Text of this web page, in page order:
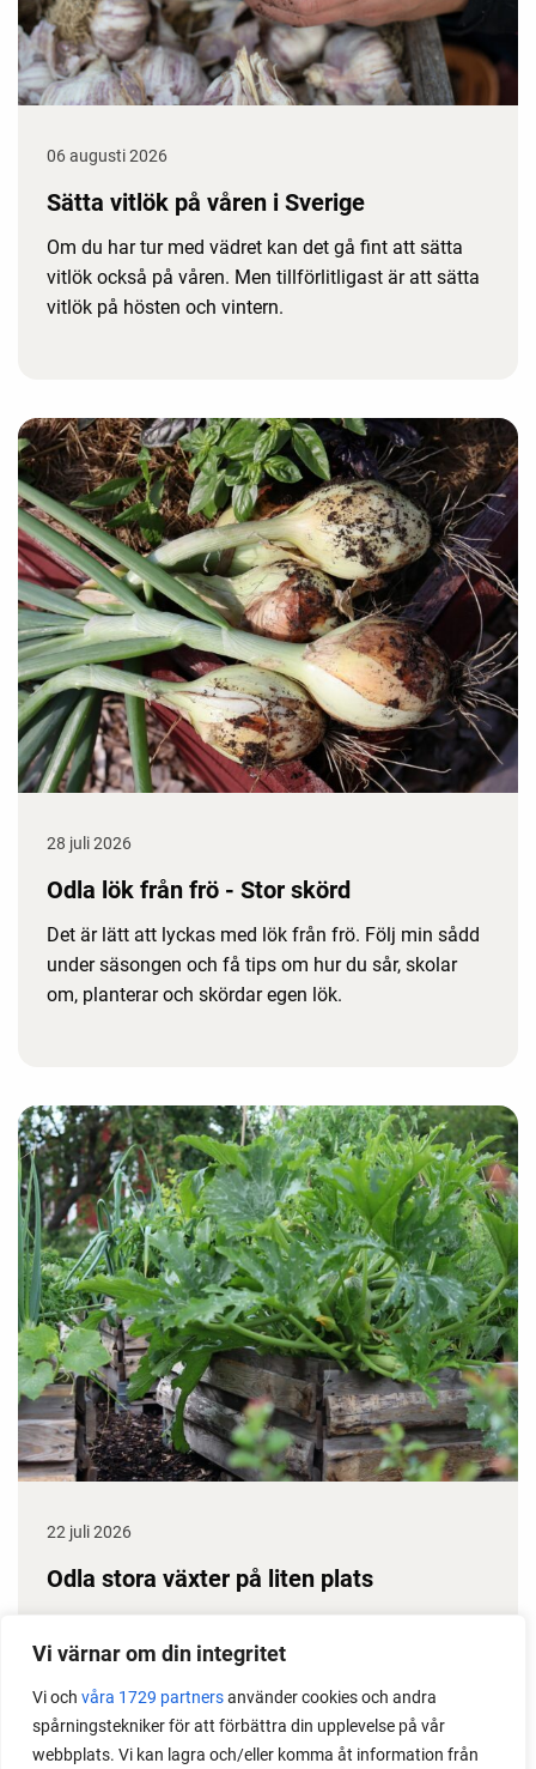
Vi värnar om din integritet
Vi och våra 1729 partnersanvänder cookies och andra
spårningstekniker för att förbättra din upplevelse på vår
webbplats. Vi kan lagra och/eller komma åt information från
06 augusti 2026
Sätta vitlök på våren i Sverige
Om du har tur med vädret kan det gå fint att sätta
vitlök också på våren. Men tillförlitligast är att sätta
vitlök på hösten och vintern.
28 juli 2026
Odla lök från frö - Stor skörd
Det är lätt att lyckas med lök från frö. Följ min sådd
under säsongen och få tips om hur du sår, skolar
om, planterar och skördar egen lök.
22 juli 2026
Odla stora växter på liten plats
växter i en pallkrage tillsammans med andra växter.